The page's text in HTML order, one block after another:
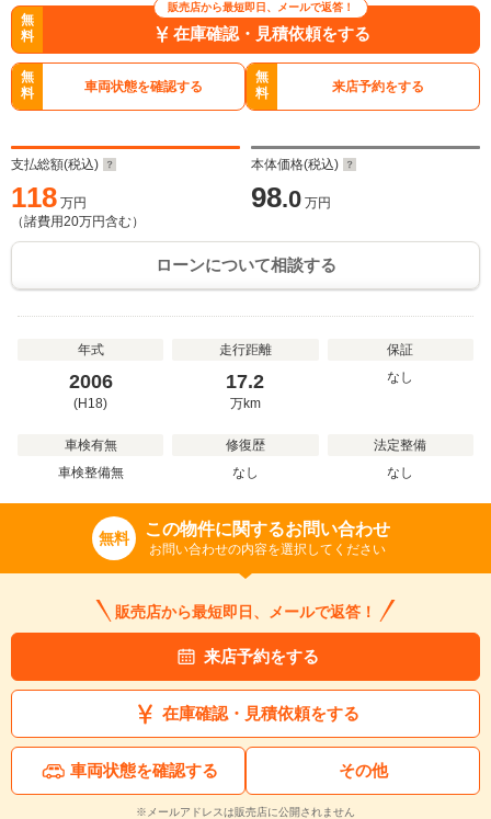
販売店から最短即日、メールで返答！
無
料
在庫確認・見積依頼をする
無
料
車両状態を確認する
無
料
来店予約をする
支払総額(税込)
118 万円
（諸費用20万円含む）
本体価格(税込)
98.0 万円
ローンについて相談する
年式
2006
(H18)
走行距離
17.2
万km
保証
なし
車検有無
車検整備無
修復歴
なし
法定整備
なし
無料 この物件に関するお問い合わせ
お問い合わせの内容を選択してください
販売店から最短即日、メールで返答！
来店予約をする
在庫確認・見積依頼をする
車両状態を確認する その他
※メールアドレスは販売店に公開されません